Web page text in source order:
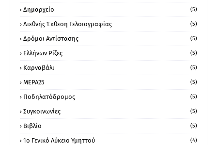
Δημαρχείο (5)
Διεθνής Έκθεση Γελοιογραφίας (5)
Δρόμοι Αντίστασης (5)
Ελλήνων Ρίζες (5)
Καρναβάλι (5)
ΜΕΡΑ25 (5)
Ποδηλατόδρομος (5)
Συγκοινωνίες (5)
Βιβλίο (5)
1ο Γενικό Λύκειο Υμηττού (4)